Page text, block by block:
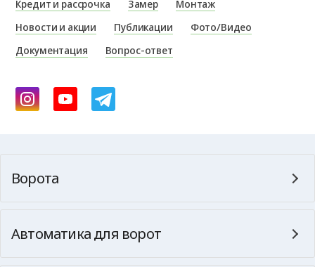
Кредит и рассрочка
Замер
Монтаж
Новости и акции
Публикации
Фото/Видео
Документация
Вопрос-ответ
Ворота
Автоматика для ворот